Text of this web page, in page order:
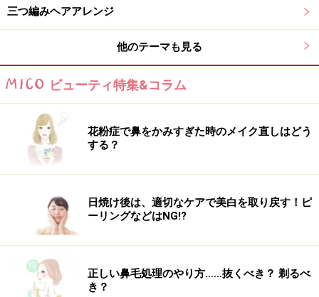
三つ編みヘアアレンジ
他のテーマも見る
ビューティ特集&コラム
花粉症で鼻をかみすぎた時のメイク直しはどう
する？
日焼け後は、適切なケアで美白を取り戻す！ピ
ーリングなどはNG!?
正しい鼻毛処理のやり方……抜くべき？ 剃るべ
き？